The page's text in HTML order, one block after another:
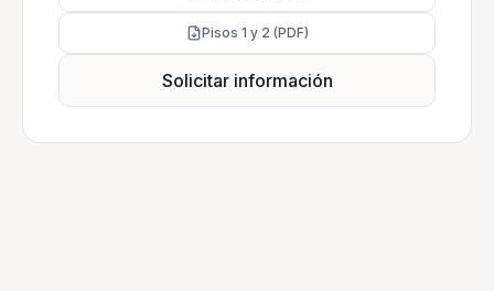
Pisos 1 y 2 (PDF)
Solicitar información